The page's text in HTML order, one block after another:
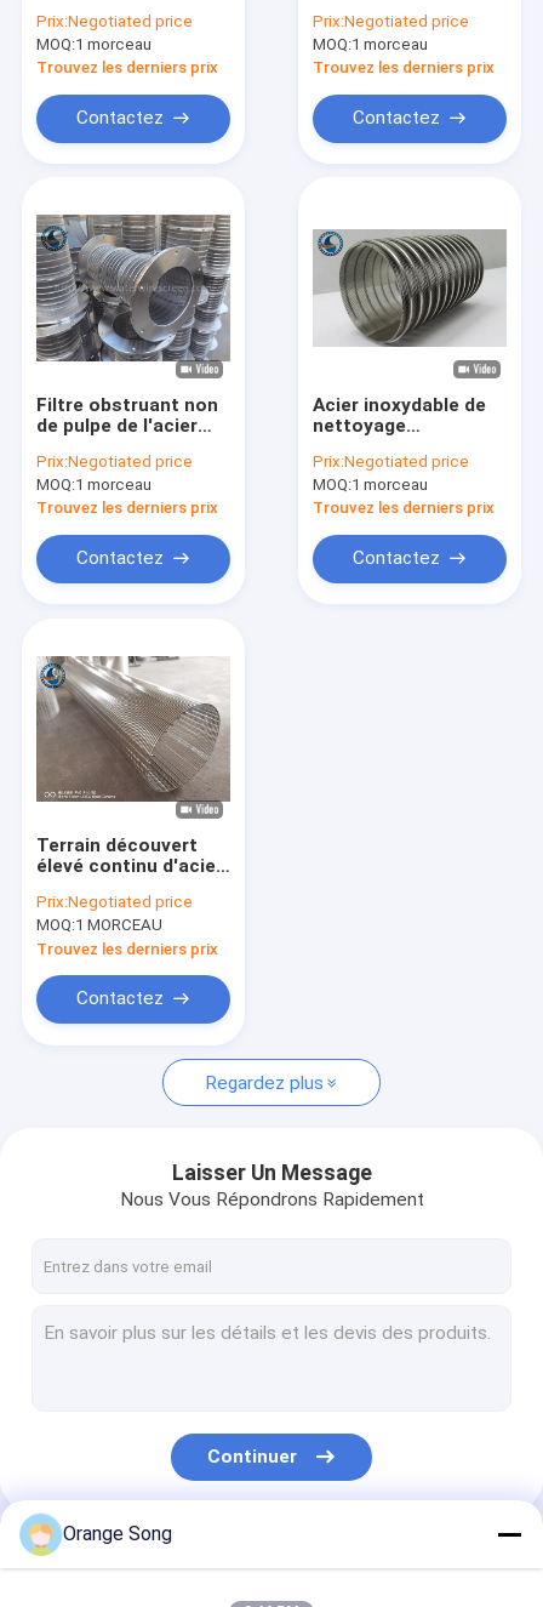
Bec de filtre d'eau
Panneaux d'écran de fil de cale
Tambour rotatoire d'écran
Écran de fond de tuyau
Tube en acier conique
grande presse de
boue
Prix:Negotiated price
MOQ:1 morceau
Trouvez les derniers prix
Contactez
de cale d'acier
inoxydable de 523mm
304
Prix:Negotiated price
MOQ:1 morceau
Trouvez les derniers prix
Contactez
Filtre obstruant non
de pulpe de l'acier
Johnson Wedge Wire
Screens For
Prix:Negotiated price
MOQ:1 morceau
Trouvez les derniers prix
Contactez
Acier inoxydable de
nettoyage
cylindre de cale
d'écran de fil de profil
Prix:Negotiated price
MOQ:1 morceau
Trouvez les derniers prix
Contactez
Terrain découvert
élevé continu d'acier
fil de cale de fente
Prix:Negotiated price
MOQ:1 MORCEAU
Trouvez les derniers prix
Contactez
Regardez plus
Laisser Un Message
Nous Vous Répondrons Rapidement
Continuer
Nos Catégories
Orange Song